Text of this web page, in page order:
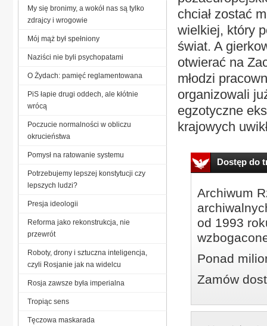
chciał zostać
wielkiej, który
świat. A
otwierać na
młodzi
organizowali
egzotyczne
krajowych
Dostęp do
Archiwum
od 1993
Ponad
Zamów
My się bronimy, a wokół nas są tylko
zdrajcy i wrogowie
Mój mąż był spełniony
Naziści nie byli psychopatami
O Żydach: pamięć reglamentowana
PiS łapie drugi oddech, ale kłótnie
wrócą
Poczucie normalności w obliczu
okrucieństwa
Pomysł na ratowanie systemu
Potrzebujemy lepszej konstytucji czy
lepszych ludzi?
Presja ideologii
Reforma jako rekonstrukcja, nie
przewrót
Roboty, drony i sztuczna inteligencja,
czyli Rosjanie jak na widelcu
Rosja zawsze była imperialna
Tropiąc sens
Tęczowa maskarada